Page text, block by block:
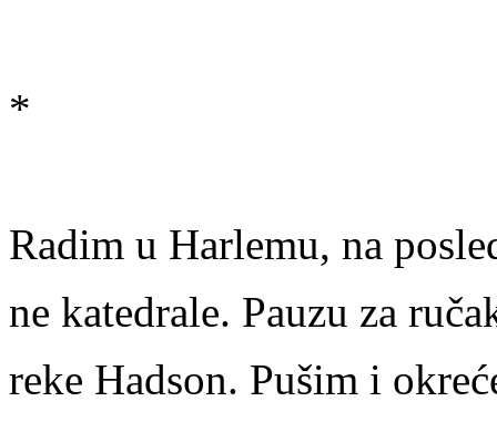
*
Radim u Harlemu, na
ne katedrale. Pauzu za
reke Hadson. Pušim i